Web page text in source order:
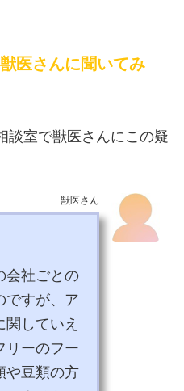
医さんに聞いてみ
談室で獣医さんにこの疑
獣医さん
会社ごとの
ですが、ア
していえ
リーのフー
や豆類の方